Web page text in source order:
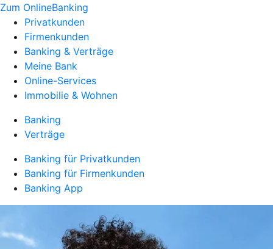
Zum OnlineBanking
Privatkunden
Firmenkunden
Banking & Verträge
Meine Bank
Online-Services
Immobilie & Wohnen
Banking
Verträge
Banking für Privatkunden
Banking für Firmenkunden
Banking App